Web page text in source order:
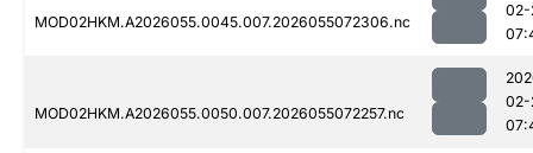
MOD02HKM.A2026055.0045.007.2026055072306.nc
02-
MOD02HKM.A2026055.0050.007.2026055072257.nc
02-